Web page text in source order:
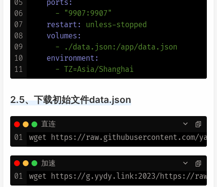
05
06
07
08
09
10
11
ports:
-
"9907:9907"
restart:
unless-stopped
volumes:
-
./data.json:/app/data.json
environment:
-
TZ=Asia/Shanghai
2.5、下载初始文件data.json
直连
01
加速
01